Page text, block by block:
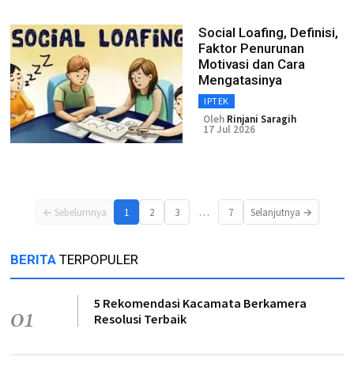
Social Loafing, Definisi,
Faktor Penurunan
Motivasi dan Cara
Mengatasinya
IPTEK
Oleh Rinjani Saragih
17 Jul 2026
← Sebelumnya 1 2 3 … 7 Selanjutnya →
BERITA TERPOPULER
01
5 Rekomendasi Kacamata Berkamera
Resolusi Terbaik